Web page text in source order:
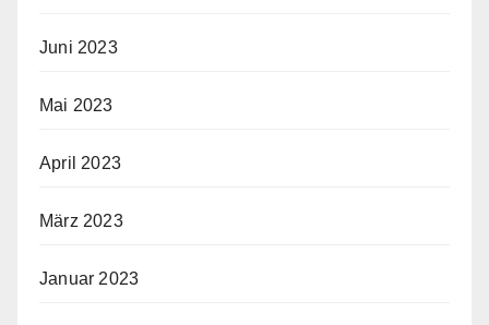
Juni 2023
Mai 2023
April 2023
März 2023
Januar 2023